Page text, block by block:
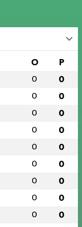
O P
0 0
0 0
0 0
0 0
0 0
0 0
0 0
0 0
0 0